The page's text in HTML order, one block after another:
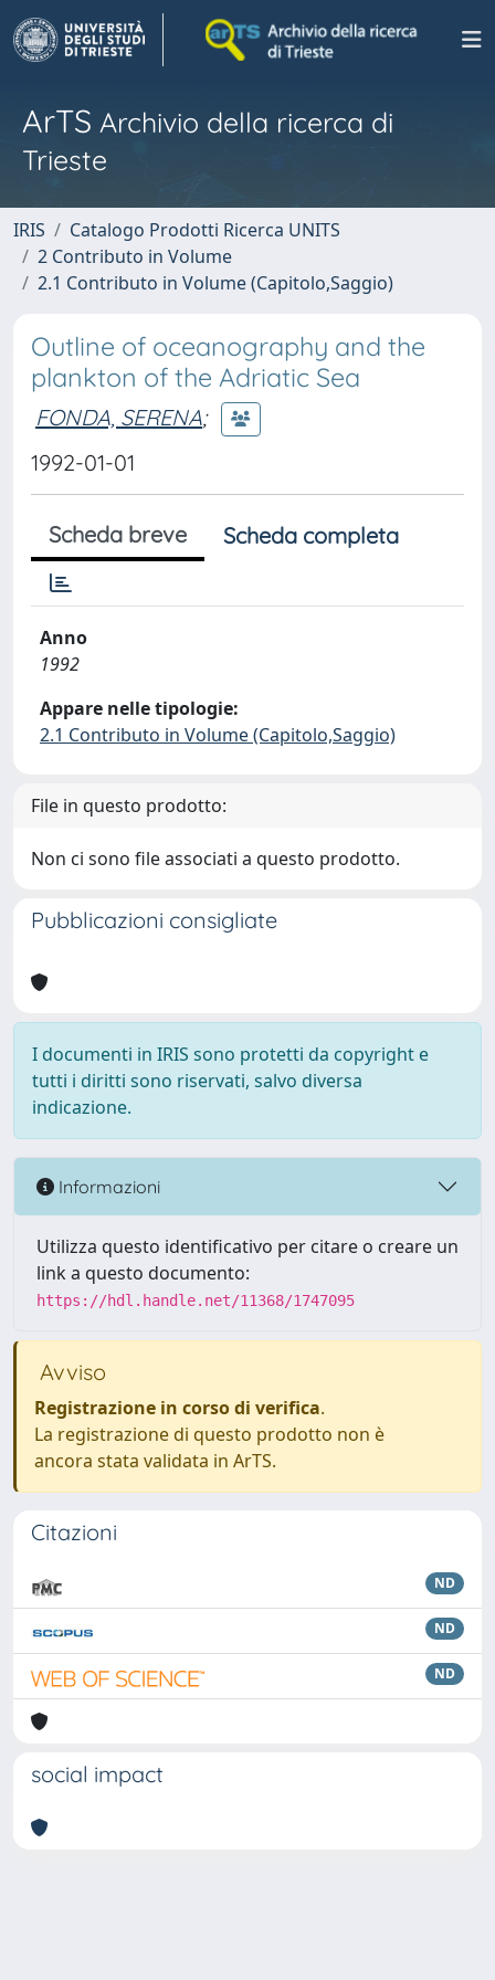
ArTS Archivio della ricerca di
Trieste
IRIS
Catalogo Prodotti Ricerca UNITS
2 Contributo in Volume
2.1 Contributo in Volume (Capitolo,Saggio)
Outline of oceanography and the
plankton of the Adriatic Sea
FONDA, SERENA;
1992-01-01
Scheda breve Scheda completa
Anno
1992
Appare nelle tipologie:
2.1 Contributo in Volume (Capitolo,Saggio)
File in questo prodotto:
Non ci sono file associati a questo prodotto.
Pubblicazioni consigliate
I documenti in IRIS sono protetti da copyright e
tutti i diritti sono riservati, salvo diversa
indicazione.
Informazioni
Utilizza questo identificativo per citare o creare un
link a questo documento:
https://hdl.handle.net/11368/1747095
Avviso
Registrazione in corso di verifica.
La registrazione di questo prodotto non è
ancora stata validata in ArTS.
Citazioni
ND
ND
ND
social impact